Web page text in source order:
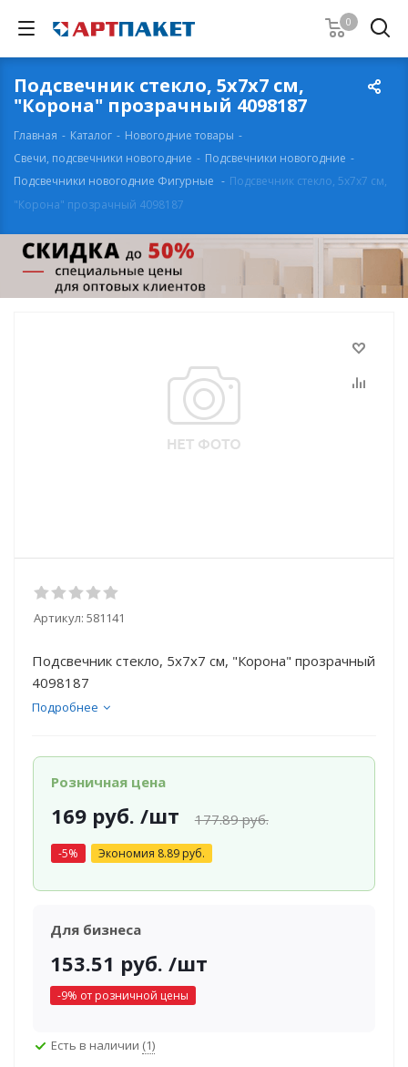
0
Подсвечник стекло, 5х7х7 см,
"Корона" прозрачный 4098187
Главная - Каталог - Новогодние товары -
Свечи, подсвечники новогодние - Подсвечники новогодние -
Подсвечники новогодние Фигурные - Подсвечник стекло, 5х7х7 см,
"Корона" прозрачный 4098187
Артикул: 581141
Подсвечник стекло, 5х7х7 см, "Корона" прозрачный
4098187
Подробнее
Розничная цена
169руб. /шт 177.89руб.
-5% Экономия 8.89руб.
Для бизнеса
153.51 руб. /шт
-9% от розничной цены
Есть в наличии (1)